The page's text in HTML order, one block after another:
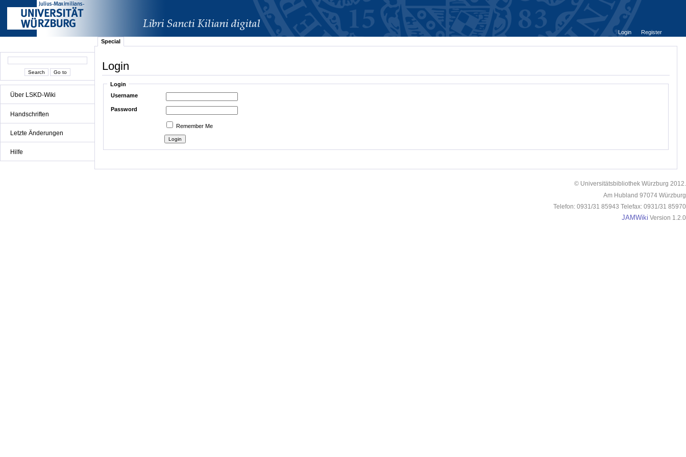
Über LSKD-Wiki
Handschriften
Letzte Änderungen
Hilfe
Login
Register
Special
Login
Login
Username
Password
Remember Me
© Universitätsbibliothek Würzburg 2012.
Am Hubland 97074 Würzburg
Telefon: 0931/31 85943 Telefax: 0931/31 85970
JAMWiki Version 1.2.0